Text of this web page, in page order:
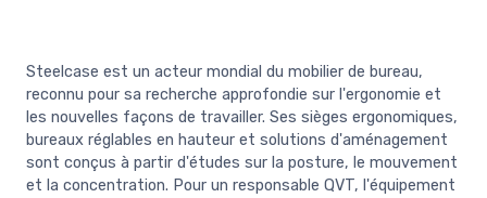
Steelcase est un acteur mondial du mobilier de bureau,
reconnu pour sa recherche approfondie sur l'ergonomie et
les nouvelles façons de travailler. Ses sièges ergonomiques,
bureaux réglables en hauteur et solutions d'aménagement
sont conçus à partir d'études sur la posture, le mouvement
et la concentration. Pour un responsable QVT, l'équipement